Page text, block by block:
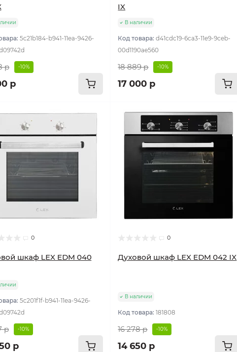
5c21b184-b941-11ea-9426-
р -10%
р
IX
В наличии
Код товара:d41cdc19-6ca3-11e9-9ceb-
00d1190ae560
18 889 р -10%
17 000 р
0
шкаф LEX EDM 040
5c201f1f-b941-11ea-9426-
р -10%
р
0
Духовой шкаф LEX EDM 042 IX
В наличии
Код товара:181808
16 278 р -10%
14 650 р